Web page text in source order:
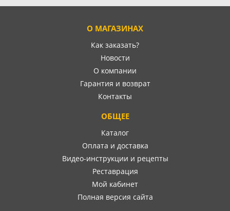
О МАГАЗИНАХ
Как заказать?
Новости
О компании
Гарантия и возврат
Контакты
ОБЩЕЕ
Каталог
Оплата и доставка
Видео-инструкции и рецепты
Реставрация
Мой кабинет
Полная версия сайта